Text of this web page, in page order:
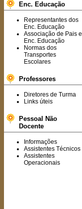
Enc. Educação
Representantes dos
Enc. Educação
Associação de Pais e
Enc. Educação
Normas dos
Transportes
Escolares
Professores
Diretores de Turma
Links úteis
Pessoal Não
Docente
Informações
Assistentes Técnicos
Assistentes
Operacionais